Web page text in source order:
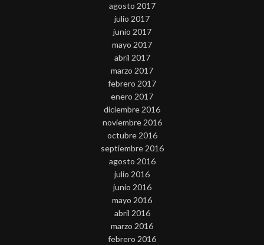
agosto 2017
julio 2017
junio 2017
mayo 2017
abril 2017
marzo 2017
febrero 2017
enero 2017
diciembre 2016
noviembre 2016
octubre 2016
septiembre 2016
agosto 2016
julio 2016
junio 2016
mayo 2016
abril 2016
marzo 2016
febrero 2016